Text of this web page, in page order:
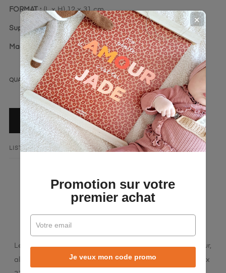
FORMAT :(L x H) 12 x 31 cm
Support :Peuplier 5 mm
Made in France
QUANTITÉ
AJOUTER AU PANIER
LISTE DE SOUHAITS AJOUTER AU COMPARATEUR
Le pédimètre Sofia Éléphant en peuplier, 5 mm d'épaisseur,
allie solidité et légèreté pour une pose facile. Mesurant 12 x
Promotion sur votre
premier achat
Je veux mon code promo
✕